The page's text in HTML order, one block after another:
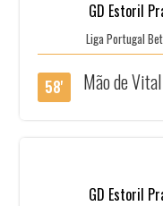
GD Estoril
Liga Portugal
58' Mão de
GD Estoril